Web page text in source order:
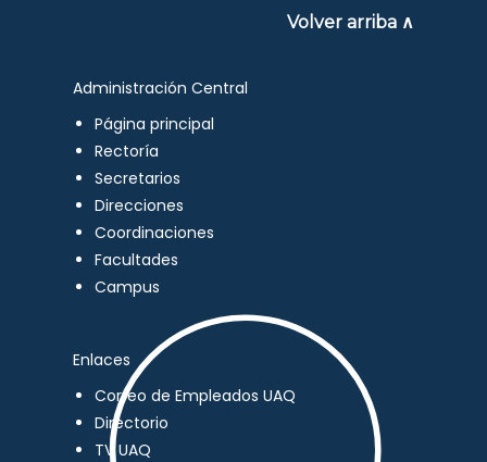
Volver arriba ∧
Administración Central
Página principal
Rectoría
Secretarios
Direcciones
Coordinaciones
Facultades
Campus
Enlaces
Correo de Empleados UAQ
Directorio
TV UAQ